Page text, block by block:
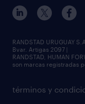
términos y
RANDSTAD URUGUAY
Bvar. Artigas 2097 |
RANDSTAD, HUMAN
son marcas registradas